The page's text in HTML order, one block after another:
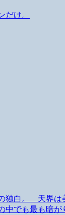
だけ。
独白。 天界は
中でも最も暗